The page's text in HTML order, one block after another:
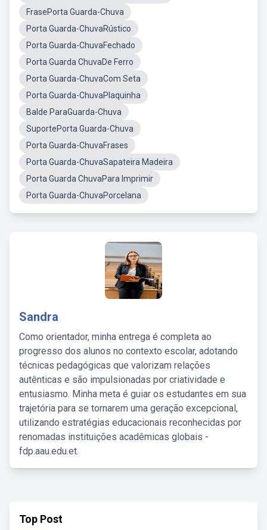
FrasePorta Guarda-Chuva
Porta Guarda-ChuvaRústico
Porta Guarda-ChuvaFechado
Porta Guarda ChuvaDe Ferro
Porta Guarda-ChuvaCom Seta
Porta Guarda-ChuvaPlaquinha
Balde ParaGuarda-Chuva
SuportePorta Guarda-Chuva
Porta Guarda-ChuvaFrases
Porta Guarda-ChuvaSapateira Madeira
Porta Guarda ChuvaPara Imprimir
Porta Guarda-ChuvaPorcelana
Sandra
Como orientador, minha entrega é completa ao
progresso dos alunos no contexto escolar, adotando
técnicas pedagógicas que valorizam relações
autênticas e são impulsionadas por criatividade e
entusiasmo. Minha meta é guiar os estudantes em sua
trajetória para se tornarem uma geração excepcional,
utilizando estratégias educacionais reconhecidas por
renomadas instituições acadêmicas globais -
fdp.aau.edu.et.
Top Post